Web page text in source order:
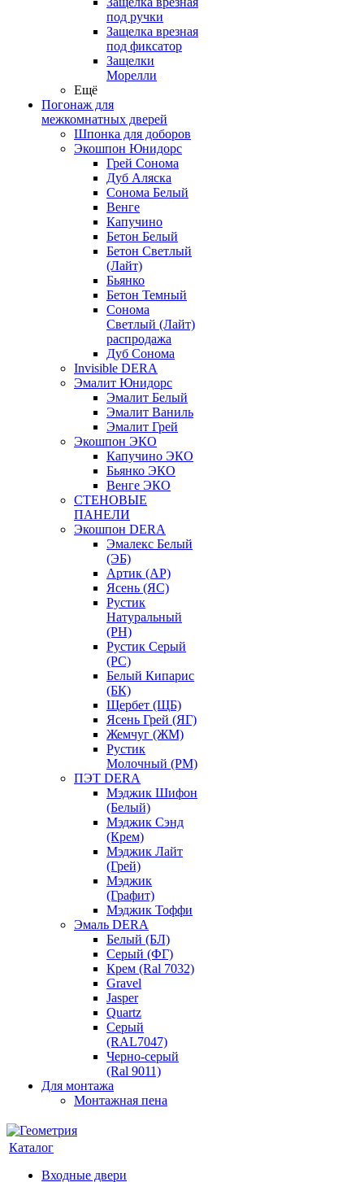
под ручки
Защелка врезная
под фиксатор
Защелки
Морелли
Ещё
Погонаж для
межкомнатных дверей
Шпонка для доборов
Экошпон Юнидорс
Грей Сонома
Дуб Аляска
Сонома Белый
Венге
Капучино
Бетон Белый
Бетон Светлый
(Лайт)
Бьянко
Бетон Темный
Сонома
Светлый (Лайт)
распродажа
Дуб Сонома
Invisible DERA
Эмалит Юнидорс
Эмалит Белый
Эмалит Ваниль
Эмалит Грей
Экошпон ЭКО
Капучино ЭКО
Бьянко ЭКО
Венге ЭКО
СТЕНОВЫЕ
ПАНЕЛИ
Экошпон DERA
Эмалекс Белый
(ЭБ)
Артик (АР)
Ясень (ЯС)
Рустик
Натуральный
(РН)
Рустик Серый
(РС)
Белый Кипарис
(БК)
Щербет (ЩБ)
Ясень Грей (ЯГ)
Жемчуг (ЖМ)
Рустик
Молочный (РМ)
ПЭТ DERA
Мэджик Шифон
(Белый)
Мэджик Сэнд
(Крем)
Мэджик Лайт
(Грей)
Мэджик
(Графит)
Мэджик Тоффи
Эмаль DERA
Белый (БЛ)
Серый (ФГ)
Крем (Ral 7032)
Gravel
Jasper
Quartz
Серый
(RAL7047)
Черно-серый
(Ral 9011)
Для монтажа
Монтажная пена
Каталог
Входные двери